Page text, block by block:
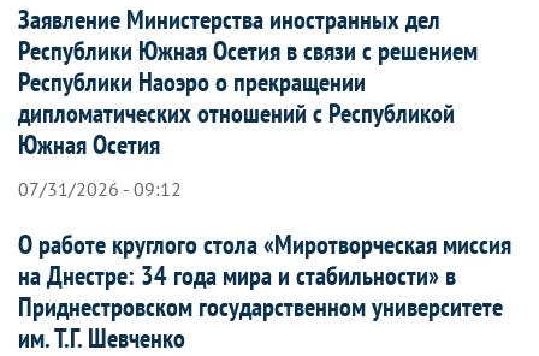
Заявление Министерства иностранных дел
Республики Южная Осетия в связи с решением
Республики Наоэро о прекращении
дипломатических отношений с Республикой
Южная Осетия
07/31/2026 - 09:12
О работе круглого стола «Миротворческая миссия
на Днестре: 34 года мира и стабильности» в
Приднестровском государственном университете
им. Т.Г. Шевченко